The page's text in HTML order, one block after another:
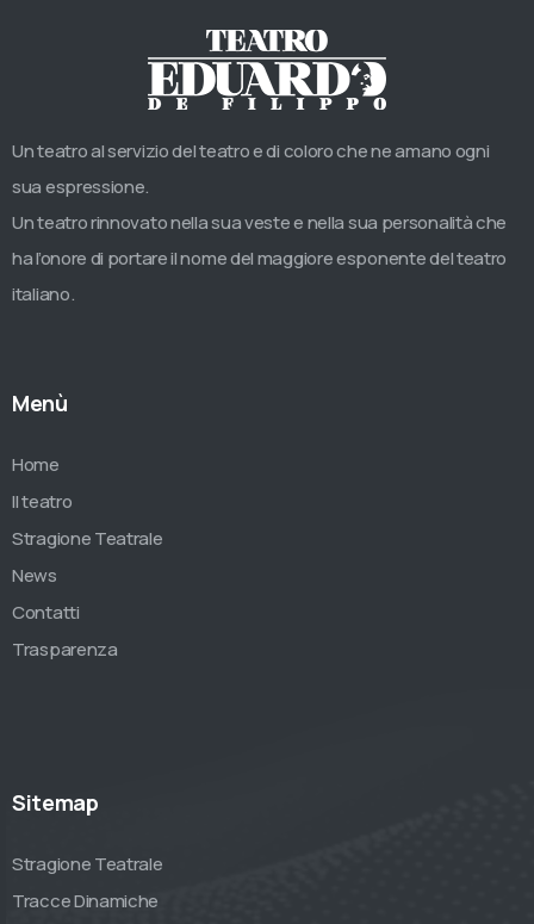
Un teatro al servizio del teatro e di coloro che ne amano ogni
sua espressione.
Un teatro rinnovato nella sua veste e nella sua personalità che
ha l’onore di portare il nome del maggiore esponente del teatro
italiano.
Menù
Home
Il teatro
Stragione Teatrale
News
Contatti
Trasparenza
Sitemap
Stragione Teatrale
Tracce Dinamiche